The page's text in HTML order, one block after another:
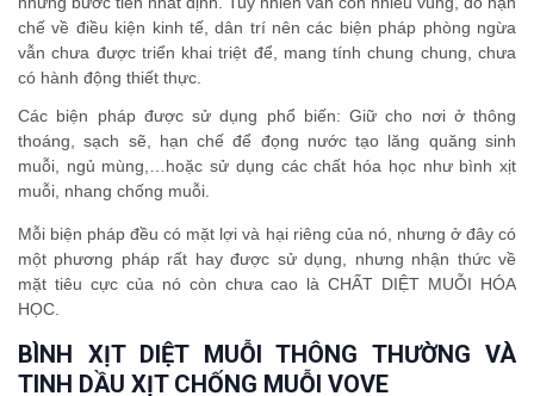
chế về điều kiện kinh tế, dân trí nên các biện pháp phòng ngừa
vẫn chưa được triển khai triệt để, mang tính chung chung, chưa
có hành động thiết thực.
Các biện pháp được sử dụng phổ biến: Giữ cho nơi ở thông
thoáng, sạch sẽ, hạn chế để đọng nước tạo lăng quăng sinh
muỗi, ngủ mùng,…hoặc sử dụng các chất hóa học như bình xịt
muỗi, nhang chống muỗi.
Mỗi biện pháp đều có mặt lợi và hại riêng của nó, nhưng ở đây có
một phương pháp rất hay được sử dụng, nhưng nhận thức về
mặt tiêu cực của nó còn chưa cao là CHẤT DIỆT MUỖI HÓA
HỌC.
BÌNH XỊT DIỆT MUỖI THÔNG THƯỜNG VÀ
TINH DẦU XỊT CHỐNG MUỖI VOVE